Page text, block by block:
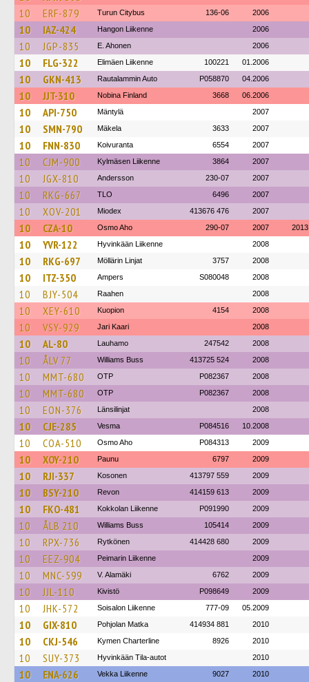
10 ERF-879 Turun Citybus 136-06 2006
10 IAZ-424 Hangon Liikenne 2006
10 JGP-835 E. Ahonen 2006
10 FLG-322 Elimäen Liikenne 100221 01.2006
10 GKN-413 Rautalammin Auto P058870 04.2006
10 JJT-310 Nobina Finland 3668 06.2006
10 API-750 Mäntylä 2007
10 SMN-790 Mäkela 3633 2007
10 FNN-830 Koivuranta 6554 2007
10 CJM-900 Kylmäsen Liikenne 3864 2007
10 JGX-810 Andersson 230-07 2007
10 RKG-667 TLO 6496 2007
10 XOV-201 Miodex 413676 476 2007
10 CZA-10 Osmo Aho 290-07 2007 2013
10 YVR-122 Hyvinkään Liikenne 2008
10 RKG-697 Möllärin Linjat 3757 2008
10 ITZ-350 Ampers S080048 2008
10 BJY-504 Raahen 2008
10 XEY-610 Kuopion 4154 2008
10 VSY-929 Jari Kaari 2008
10 AL-80 Lauhamo 247542 2008
10 ÅLV 77 Williams Buss 413725 524 2008
10 MMT-680 OTP P082367 2008
10 MMT-680 OTP P082367 2008
10 EON-376 Länsilinjat 2008
10 CJE-285 Vesma P084516 10.2008
10 COA-510 Osmo Aho P084313 2009
10 XOY-210 Paunu 6797 2009
10 RJI-337 Kosonen 413797 559 2009
10 BSY-210 Revon 414159 613 2009
10 FKO-481 Kokkolan Liikenne P091990 2009
10 ÅLB 210 Williams Buss 105414 2009
10 RPX-736 Rytkönen 414428 680 2009
10 EEZ-904 Peimarin Liikenne 2009
10 MNC-599 V. Alamäki 6762 2009
10 JJL-110 Kivistö P098649 2009
10 JHK-572 Soisalon Liikenne 777-09 05.2009
10 GIX-810 Pohjolan Matka 414934 881 2010
10 CKJ-546 Kymen Charterline 8926 2010
10 SUY-373 Hyvinkään Tila-autot 2010
10 ENA-626 Vekka Liikenne 9027 2010